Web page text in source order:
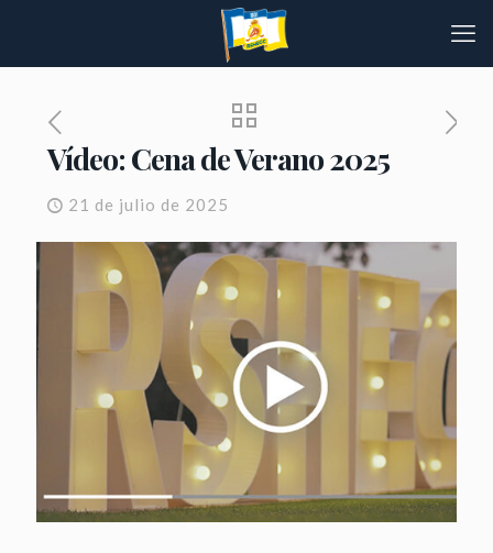
Vídeo: Cena de Verano 2025
21 de julio de 2025